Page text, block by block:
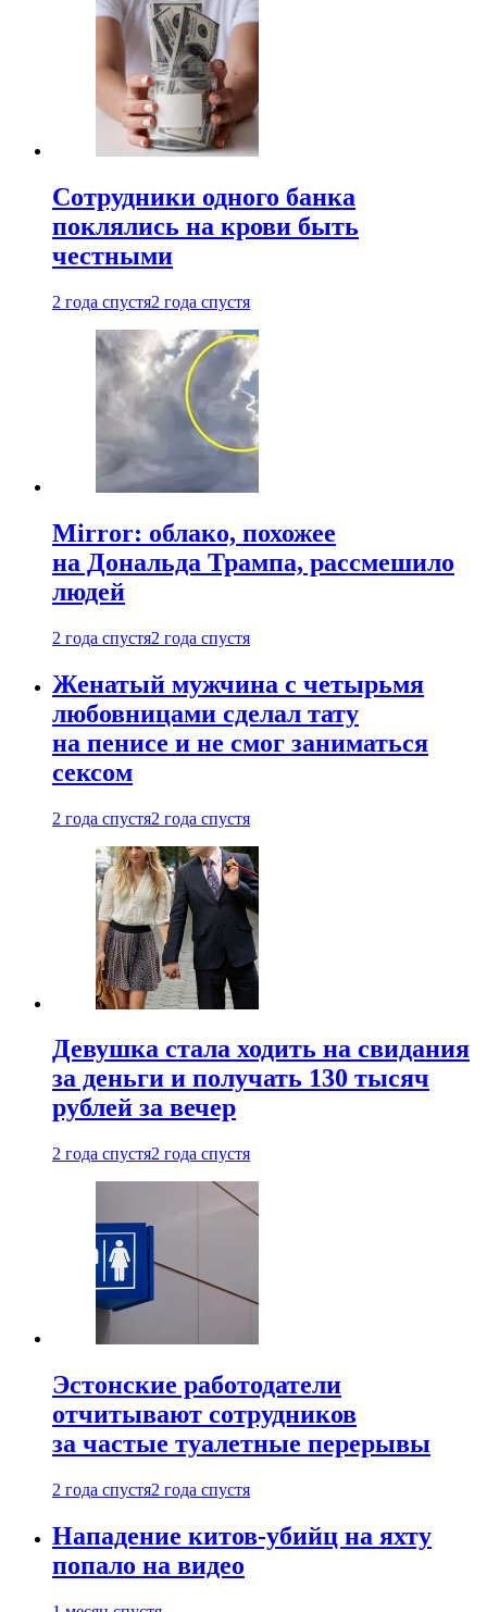
Сотрудники одного банка
поклялись на крови быть
честными
2 года спустя2 года спустя
Mirror: облако, похожее
на Дональда Трампа, рассмешило
людей
2 года спустя2 года спустя
Женатый мужчина с четырьмя
любовницами сделал тату
на пенисе и не смог заниматься
сексом
2 года спустя2 года спустя
Девушка стала ходить на свидания
за деньги и получать 130 тысяч
рублей за вечер
2 года спустя2 года спустя
Эстонские работодатели
отчитывают сотрудников
за частые туалетные перерывы
2 года спустя2 года спустя
Нападение китов-убийц на яхту
попало на видео